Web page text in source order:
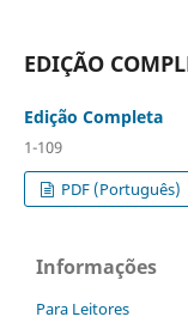
EDIÇÃO
Edição Completa
1-109
PDF (Português)
Informações
Para Leitores